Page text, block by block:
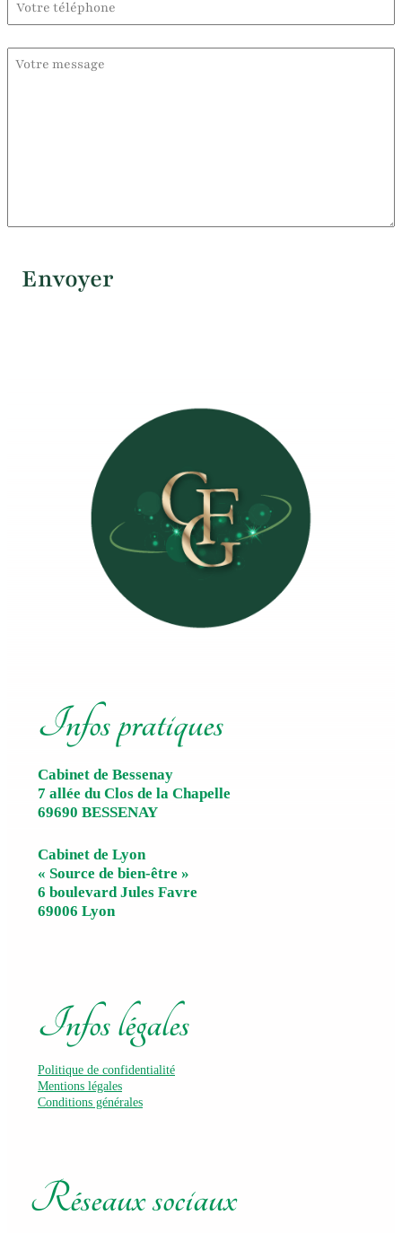
Infos pratiques
Cabinet de Bessenay
7 allée du Clos de la Chapelle
69690 BESSENAY
Cabinet de Lyon
« Source de bien-être »
6 boulevard Jules Favre
69006 Lyon
Infos légales
Politique de confidentialité
Mentions légales
Conditions générales
Réseaux sociaux